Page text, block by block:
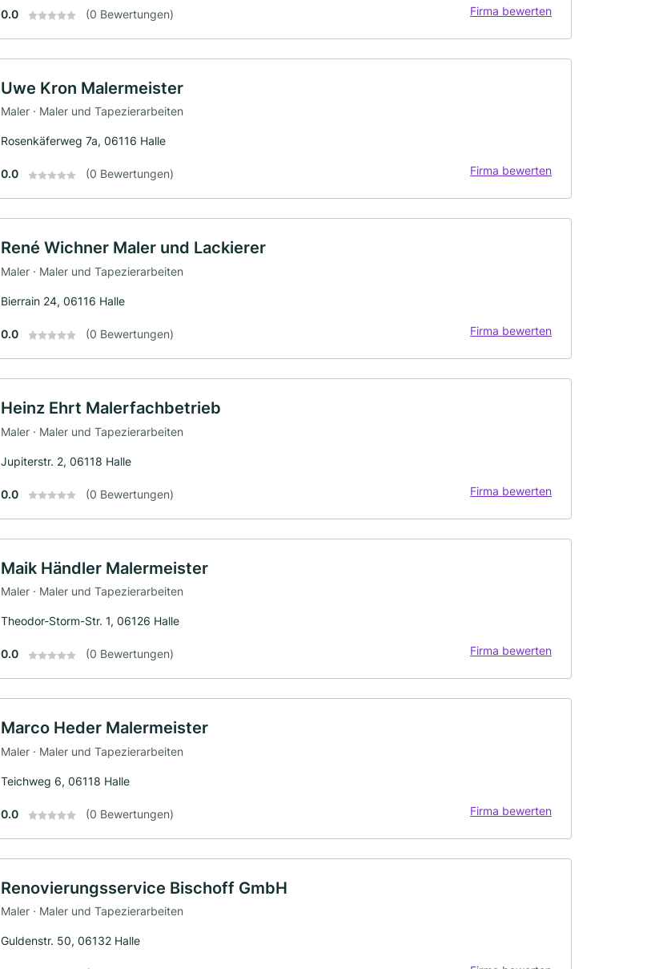
0.0 (0 Bewertungen) Firma bewerten
Uwe Kron Malermeister
Maler · Maler und Tapezierarbeiten
Rosenkäferweg 7a, 06116 Halle
0.0 (0 Bewertungen) Firma bewerten
René Wichner Maler und Lackierer
Maler · Maler und Tapezierarbeiten
Bierrain 24, 06116 Halle
0.0 (0 Bewertungen) Firma bewerten
Heinz Ehrt Malerfachbetrieb
Maler · Maler und Tapezierarbeiten
Jupiterstr. 2, 06118 Halle
0.0 (0 Bewertungen) Firma bewerten
Maik Händler Malermeister
Maler · Maler und Tapezierarbeiten
Theodor-Storm-Str. 1, 06126 Halle
0.0 (0 Bewertungen) Firma bewerten
Marco Heder Malermeister
Maler · Maler und Tapezierarbeiten
Teichweg 6, 06118 Halle
0.0 (0 Bewertungen) Firma bewerten
Renovierungsservice Bischoff GmbH
Maler · Maler und Tapezierarbeiten
Guldenstr. 50, 06132 Halle